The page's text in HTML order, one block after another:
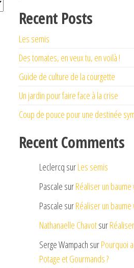
Recent Posts
Les semis
Des tomates, en veux tu, en voilà !
Guide de culture de la courgette
Un jardin pour faire face à la crise
Coup de pouce pour une destinée
Recent Comments
Leclercq surLes semis
Pascale surRéaliser un baume
Pascale surRéaliser un baume
Nathanaelle Chavotsur
Serge Wampach surPourquoi
Potage et Gourmands ?